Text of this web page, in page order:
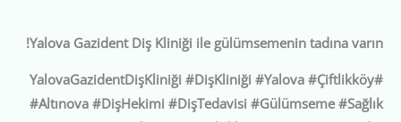
Yalova Gazident Diş Kliniği ile gülümsemenin tadına varın!
#YalovaGazidentDişKliniği #DişKliniği #Yalova #Çiftlikköy
#Altınova #DişHekimi #DişTedavisi #Gülümseme #Sağlık